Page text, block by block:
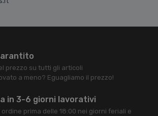
prezzo su tutti gli articoli
a meno? Eguagliamo il prezzo!
in 3-6 giorni lavorativi
prima delle 18:00 nei giorni feriali e